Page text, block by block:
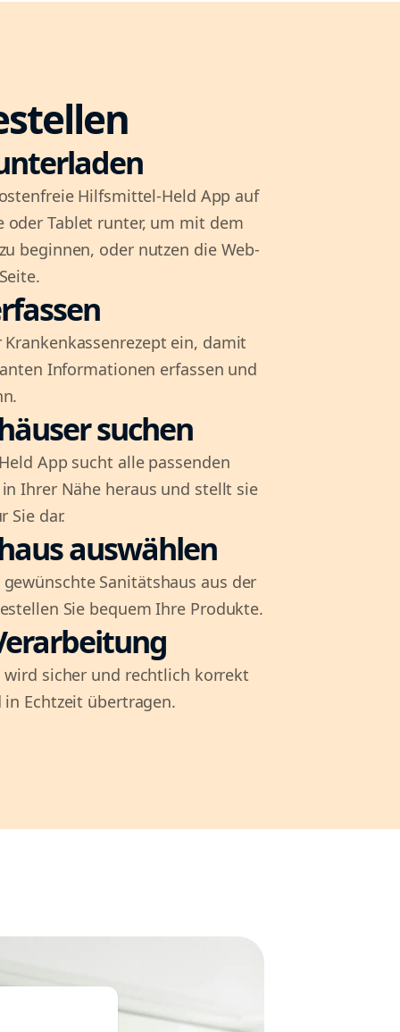
Hilfsmittel-Held App auf
oder Tablet runter, um mit dem
beginnen, oder nutzen die Web-
Krankenkassenrezept ein, damit
Informationen erfassen und
suchen
App sucht alle passenden
Ihrer Nähe heraus und stellt sie
Sie dar.
auswählen
gewünschte Sanitätshaus aus der
Sie bequem Ihre Produkte.
sicher und rechtlich korrekt
Echtzeit übertragen.